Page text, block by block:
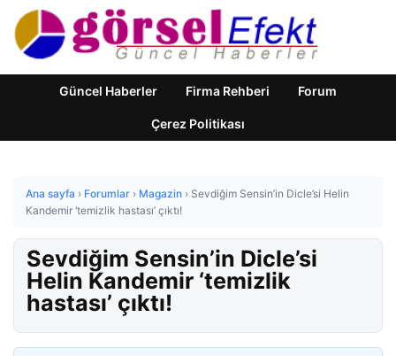
Güncel Haberler Firma Rehberi Forum
Çerez Politikası
Ana sayfa › Forumlar › Magazin › Sevdiğim Sensin’in Dicle’si Helin
Kandemir ‘temizlik hastası’ çıktı!
Sevdiğim Sensin’in Dicle’si
Helin Kandemir ‘temizlik
hastası’ çıktı!